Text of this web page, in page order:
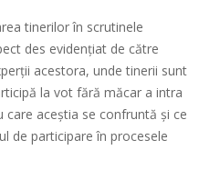
tinerilor în scrutinele
des evidențiat de către
acestora, unde tinerii sunt
la vot fără măcar a intra
aceștia se confruntă și ce
de participare în procesele